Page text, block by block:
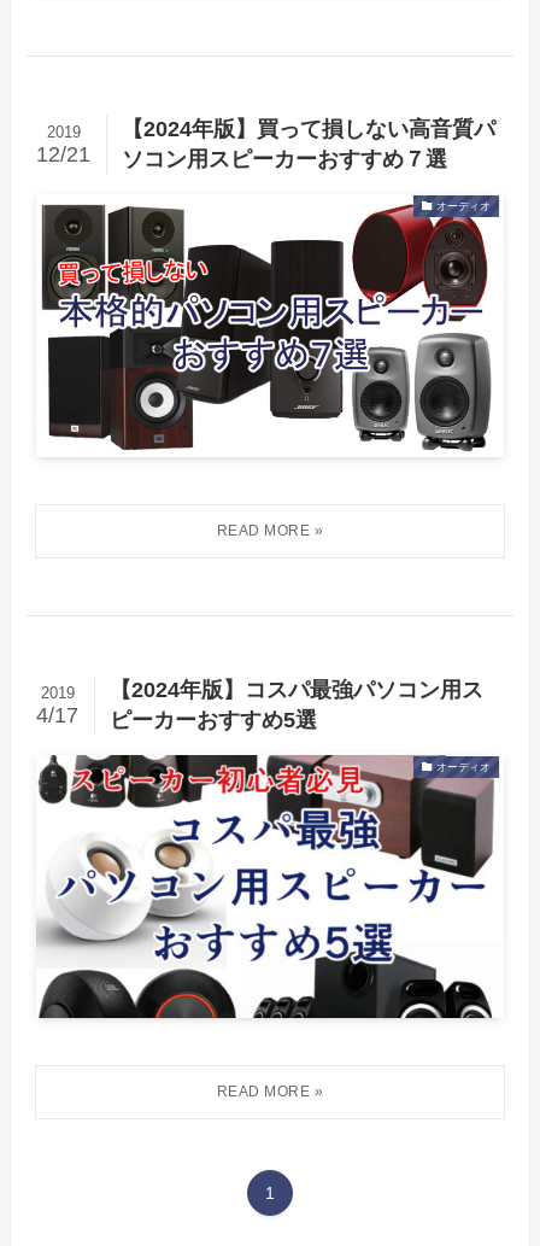
【2024年版】買って損しない高音質パ
ソコン用スピーカーおすすめ７選
2019
12/21
オーディオ
【2024年版】コスパ最強パソコン用ス
ピーカーおすすめ5選
2019
4/17
オーディオ
1